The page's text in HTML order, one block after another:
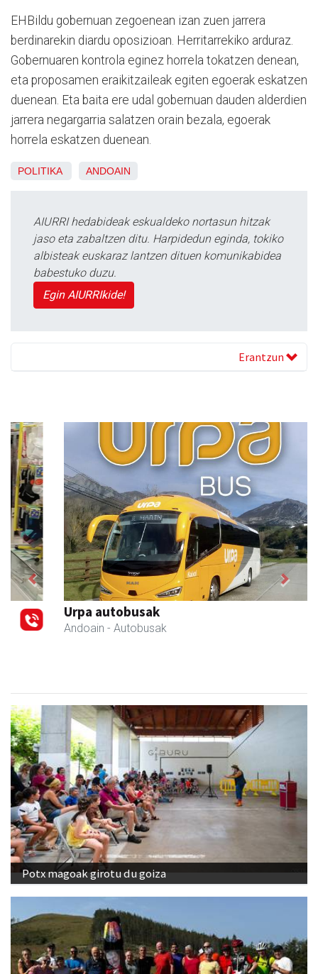
EHBildu gobernuan zegoenean izan zuen jarrera
berdinarekin diardu oposizioan. Herritarrekiko arduraz.
Gobernuaren kontrola eginez horrela tokatzen denean,
eta proposamen eraikitzaileak egiten egoerak eskatzen
duenean. Eta baita ere udal gobernuan dauden alderdien
jarrera negargarria salatzen orain bezala, egoerak
horrela eskatzen duenean.
POLITIKA ANDOAIN
AIURRI hedabideak eskualdeko nortasun hitzak
jaso eta zabaltzen ditu. Harpidedun eginda, tokiko
albisteak euskaraz lantzen dituen komunikabidea
babestuko duzu.
Egin AIURRIkide!
Erantzun
Urpa autobusak
Andoain - Autobusak
Previous Next
Potx magoak girotu du goiza